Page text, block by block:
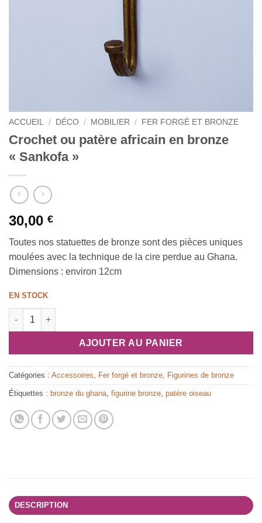
ACCUEIL / DÉCO / MOBILIER / FER FORGÉ ET BRONZE
Crochet ou patère africain en bronze
« Sankofa »
30,00 €
Toutes nos statuettes de bronze sont des pièces uniques
moulées avec la technique de la cire perdue au Ghana.
Dimensions : environ 12cm
EN STOCK
quantité de Crochet ou patère africain en bronze "Sankofa"
AJOUTER AU PANIER
Catégories : Accessoires, Fer forgé et bronze, Figurines de bronze
Étiquettes : bronze du ghana, figurine bronze, patère oiseau
DESCRIPTION